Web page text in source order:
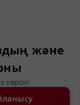
және
көрсін